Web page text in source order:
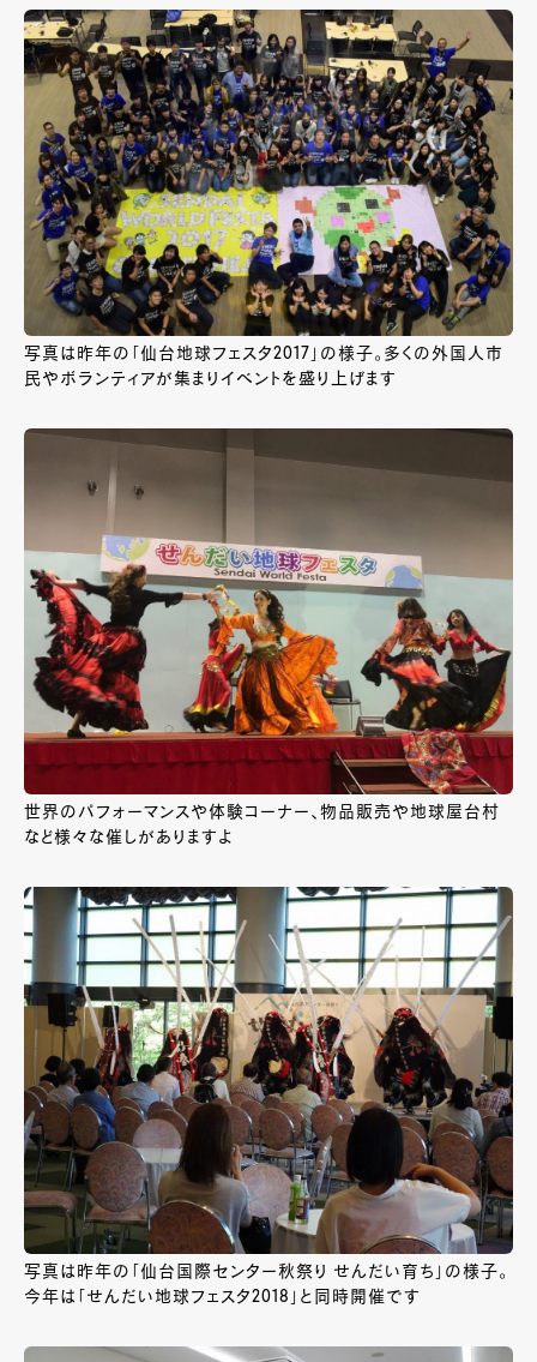
写真は昨年の「仙台地球フェスタ2017」の様子。多くの外国人市
民やボランティアが集まりイベントを盛り上げます
世界のパフォーマンスや体験コーナー、物品販売や地球屋台村
など様々な催しがありますよ
写真は昨年の「仙台国際センター秋祭り せんだい育ち」の様子。
今年は「せんだい地球フェスタ2018」と同時開催です